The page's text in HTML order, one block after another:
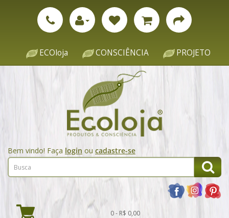
ECOloja CONSCIÊNCIA PROJETO
Bem vindo! Faça login ou cadastre-se
0 - R$ 0,00